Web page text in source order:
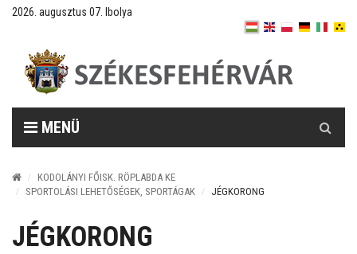
2026. augusztus 07. Ibolya
MENÜ
KODOLÁNYI FŐISK. RÖPLABDA KE
SPORTOLÁSI LEHETŐSÉGEK, SPORTÁGAK
JÉGKORONG
JÉGKORONG